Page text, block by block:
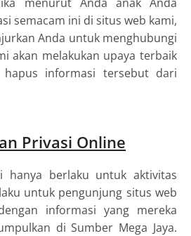
semacam ini di situs web kami,
Anda untuk menghubungi
akan melakukan upaya terbaik
informasi tersebut dari
Privasi Online
hanya berlaku untuk aktivitas
untuk pengunjung situs web
informasi yang mereka
di Sumber Mega Jaya.